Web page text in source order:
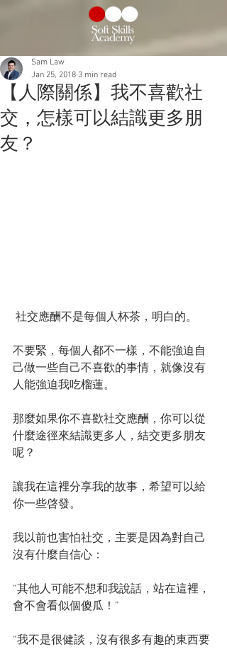
【人際關係】我不喜歡社
交，怎樣可以結識更多朋
友？
Sam Law
Jan 25, 2018 3 min read
社交應酬不是每個人杯茶，明白的。
不要緊，每個人都不一樣，不能強迫自
己做一些自己不喜歡的事情，就像沒有
人能強迫我吃榴蓮。
那麼如果你不喜歡社交應酬，你可以從
什麼途徑來結識更多人，結交更多朋友
呢？
讓我在這裡分享我的故事，希望可以給
你一些啓發。
我以前也害怕社交，主要是因為對自己
沒有什麼自信心：
“其他人可能不想和我說話，站在這裡，
會不會看似個傻瓜！”
“我不是很健談，沒有很多有趣的東西要